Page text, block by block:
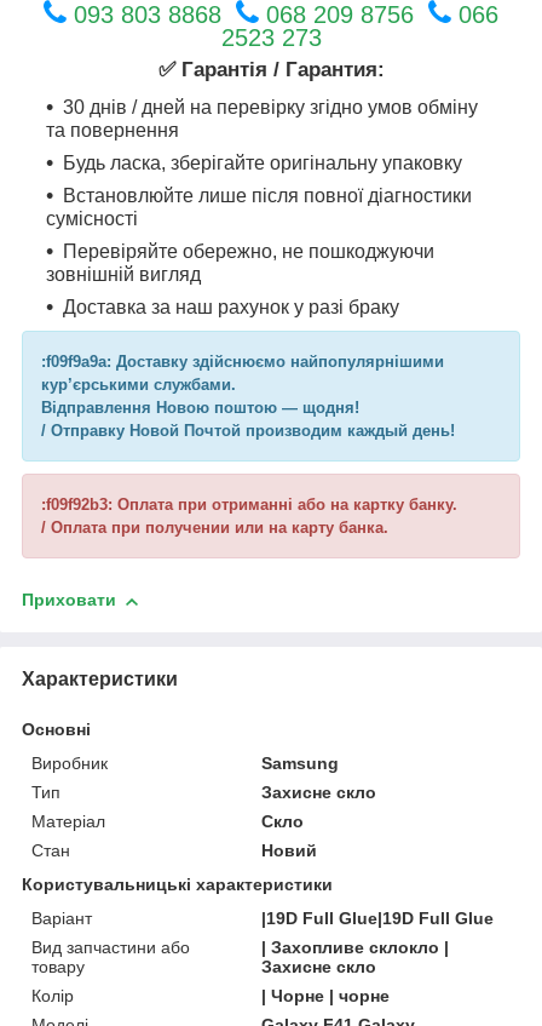
093 803 8868 068 209 8756
066
2523 273
✅ Гарантія / Гарантия:
30 днів / дней на перевірку згідно умов обміну
та повернення
Будь ласка, зберігайте оригінальну упаковку
Встановлюйте лише після повної діагностики
сумісності
Перевіряйте обережно, не пошкоджуючи
зовнішній вигляд
Доставка за наш рахунок у разі браку
:f09f9a9a: Доставку здійснюємо найпопулярнішими
кур’єрськими службами.
Відправлення Новою поштою — щодня!
/ Отправку Новой Почтой производим каждый день!
:f09f92b3: Оплата при отриманні або на картку банку.
/ Оплата при получении или на карту банка.
Приховати
Характеристики
Основні
Виробник
Samsung
Тип
Захисне скло
Матеріал
Скло
Стан
Новий
Користувальницькі характеристики
Варіант
|19D Full Glue|19D Full Glue
Вид запчастини або
товару
| Захопливе склокло |
Захисне скло
Колір
| Чорне | чорне